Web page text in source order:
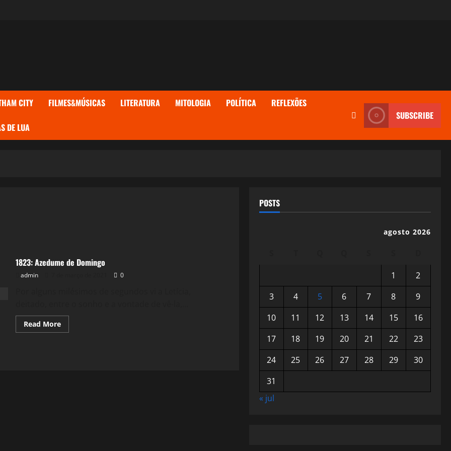
CITY FILMES&MÚSICAS LITERATURA MITOLOGIA POLÍTICA REFLEXÕES
DE LUA
SUBSCRIBE
1823: Azedume de Domingo
admin 0
Read MoreRead
more
POSTS
agosto 2026
1
2
3
4 5 6 7 8
9
10
11 12 13 14 15
16
17
18 19 20 21 22
23
24
25 26 27 28 29
30
31
« jul